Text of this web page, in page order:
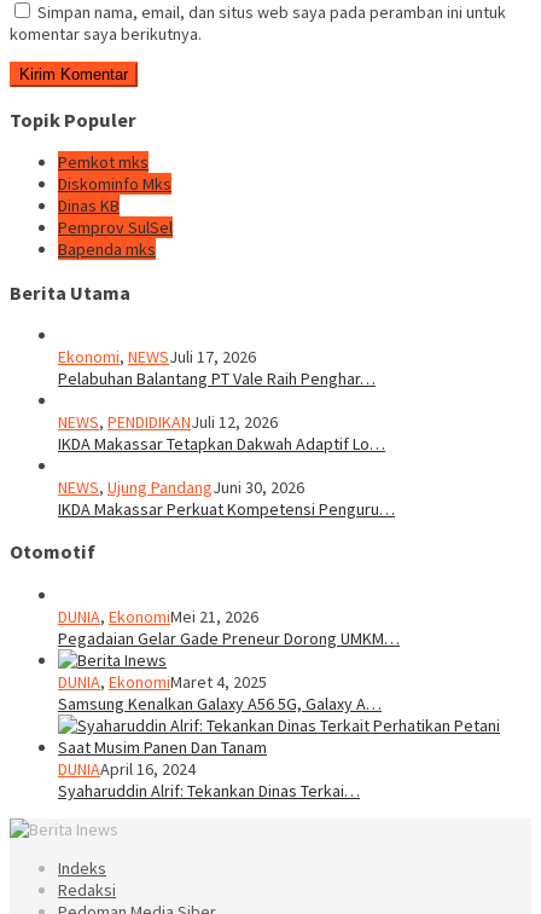
Simpan nama, email, dan situs web saya pada peramban ini untuk
komentar saya berikutnya.
Topik Populer
Pemkot mks
Diskominfo Mks
Dinas KB
Pemprov SulSel
Bapenda mks
Berita Utama
Ekonomi, NEWSJuli 17, 2026
Pelabuhan Balantang PT Vale Raih Penghar…
NEWS, PENDIDIKANJuli 12, 2026
IKDA Makassar Tetapkan Dakwah Adaptif Lo…
NEWS, Ujung PandangJuni 30, 2026
IKDA Makassar Perkuat Kompetensi Penguru…
Otomotif
DUNIA, EkonomiMei 21, 2026
Pegadaian Gelar Gade Preneur Dorong UMKM…
DUNIA, EkonomiMaret 4, 2025
Samsung Kenalkan Galaxy A56 5G, Galaxy A…
DUNIAApril 16, 2024
Syaharuddin Alrif: Tekankan Dinas Terkai…
Indeks
Redaksi